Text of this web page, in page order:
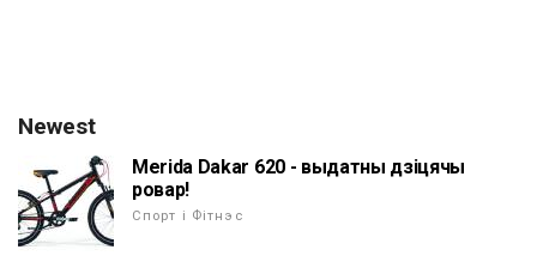
Newest
Merida Dakar 620 - выдатны дзіцячы
ровар!
Спорт і Фітнэс